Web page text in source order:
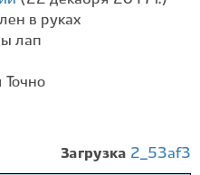
в руках
лап
Точно
Загрузка 2_53af3